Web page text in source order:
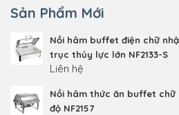
Sản Phẩm Mới
Nồi hâm buffet điện chữ
trục thủy lực lớn NF2133-S
Liên hệ
Nồi hâm thức ăn buffet chữ
độ NF2157